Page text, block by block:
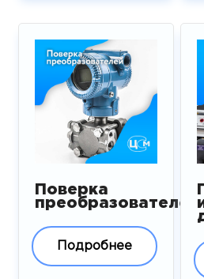
Поверка
преобразователей
Подробнее